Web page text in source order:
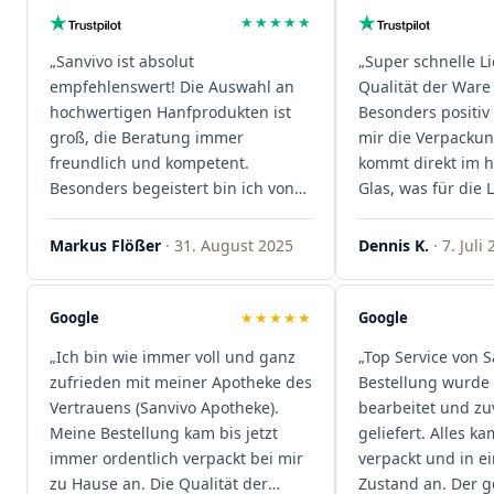
★★★★★
„Sanvivo ist absolut
empfehlenswert! Die Auswahl an
hochwertigen Hanfprodukten ist
groß, die Beratung immer
freundlich und kompetent.
Besonders begeistert bin ich von
der schnellen Rezeptannahme –
alles läuft unkompliziert und
sind extrem zügig, was mir jedes
Mal viel Zeit spart. Man merkt,
Kundenzufriedenheit an erster
Stelle stehen. Vielen Dank an das
Team von Sanvivo – ich bin
rundum begeistert!"
Markus Flößer · 31. August 2025
„Super schnelle
Qualität der
Besonders
mir die
kommt direkt im
Glas, was für die
ist. Ich bestelle
wieder!"
Dennis K. · 7. Juli
Google ★★★★★
„Ich bin wie immer voll und ganz
zufrieden mit meiner Apotheke des
Vertrauens (Sanvivo Apotheke).
Meine Bestellung kam bis jetzt
immer ordentlich verpackt bei mir
zu Hause an. Die Qualität der
Google
„Top Service von
Bestellung wurde
bearbeitet und
geliefert. Alles
verpackt und in
Zustand an. Der